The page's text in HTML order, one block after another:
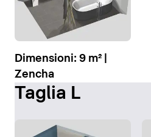
Dimensioni: 9 m² |
Zencha
Taglia L